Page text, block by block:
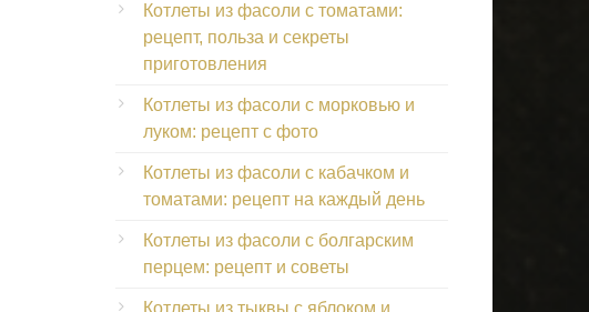
Котлеты из фасоли с томатами:
рецепт, польза и секреты
приготовления
Котлеты из фасоли с морковью и
луком: рецепт с фото
Котлеты из фасоли с кабачком и
томатами: рецепт на каждый день
Котлеты из фасоли с болгарским
перцем: рецепт и советы
Котлеты из тыквы с яблоком и